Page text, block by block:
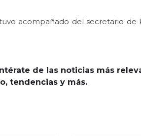
acompañado del secretario de
de las noticias más
tendencias y más.